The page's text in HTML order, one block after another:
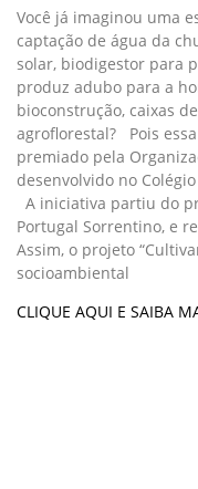
Você já imaginou uma
captação de água da
solar, biodigestor para
produz adubo para a
bioconstrução, caixas
agroflorestal? Pois
premiado pela
desenvolvido no
A iniciativa partiu do
Portugal Sorrentino, e
Assim, o projeto
socioambiental
CLIQUE AQUI E SAIBA